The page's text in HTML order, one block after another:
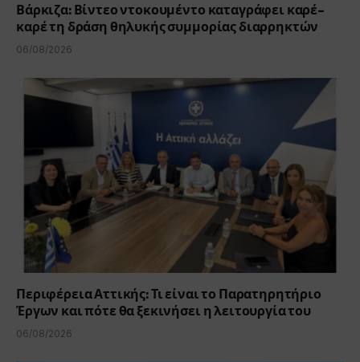
Βάρκιζα: Βίντεο ντοκουμέντο καταγράφει καρέ-
καρέ τη δράση θηλυκής συμμορίας διαρρηκτών
06/08/2026
Περιφέρεια Αττικής: Τι είναι το Παρατηρητήριο
Έργων και πότε θα ξεκινήσει η λειτουργία του
06/08/2026